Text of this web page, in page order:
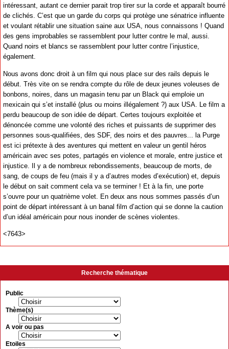
intéressant, autant ce dernier parait trop tirer sur la corde et apparaît bourré
de clichés. C’est que un garde du corps qui protège une sénatrice influente
et voulant rétablir une situation saine aux USA, nous connaissons ! Quand
des gens improbables se rassemblent pour lutter contre le mal, aussi.
Quand noirs et blancs se rassemblent pour lutter contre l’injustice,
également.
Nous avons donc droit à un film qui nous place sur des rails depuis le
début. Très vite on se rendra compte du rôle de deux jeunes voleuses de
bonbons, noires, dans un magasin tenu par un Black qui emploie un
mexicain qui s’et installé (plus ou moins illégalement ?) aux USA. Le film a
perdu beaucoup de son idée de départ. Certes toujours exploitée et
dénoncée comme une volonté des riches et puissants de supprimer des
personnes sous-qualifiées, des SDF, des noirs et des pauvres... la Purge
est ici prétexte à des aventures qui mettent en valeur un gentil héros
américain avec ses potes, partagés en violence et morale, entre justice et
injustice. Il y a de nombreux rebondissements, beaucoup de morts, de
sang, de coups de feu (mais il y a d’autres modes d’exécution) et, depuis
le début on sait comment cela va se terminer ! Et à la fin, une porte
s’ouvre pour un quatrième volet. En deux ans nous sommes passés d’un
point de départ intéressant à un banal film d’action qui se donne la caution
d’un idéal américain pour nous inonder de scènes violentes.
<7643>
Recherche thématique
Public
Thème(s)
A voir ou pas
Etoiles